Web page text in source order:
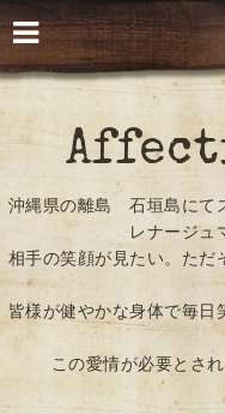
沖縄県の離島 石垣島にて
レナージュ
相手の笑顔が見たい。ただ
皆様が健やかな身体で毎日
この愛情が必要とさ